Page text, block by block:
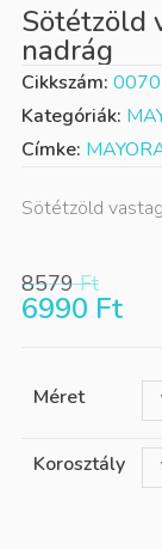
Sötétzöld
nadrág
Cikkszám:
Kategóriák:
Címke:
Sötétzöld
8579Ft
6990 Ft
Méret
Korosztály